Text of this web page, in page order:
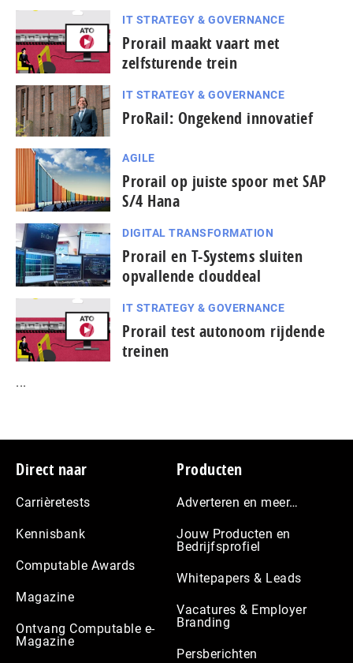
IT STRATEGY & GOVERNANCE
Prorail maakt vaart met
zelfsturende trein
IT STRATEGY & GOVERNANCE
ProRail: Ongekend innovatief
AGILE
Prorail op juiste spoor met SAP
S/4 Hana
DIGITAL TRANSFORMATION
Prorail en T-Systems sluiten
opvallende clouddeal
IT STRATEGY & GOVERNANCE
Prorail test autonoom rijdende
treinen
...
Footer
Direct naar
Carrièretests
Kennisbank
Computable Awards
Magazine
Ontvang Computable e-
Magazine
Producten
Adverteren en meer…
Jouw Producten en
Bedrijfsprofiel
Whitepapers & Leads
Vacatures & Employer
Branding
Persberichten